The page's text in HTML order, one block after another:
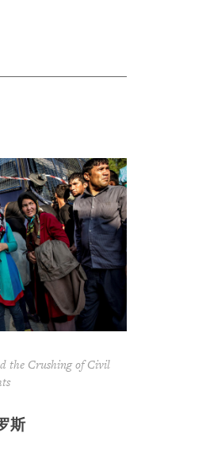
options
the Crushing of Civil
斯